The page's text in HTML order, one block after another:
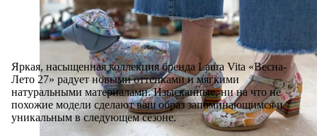
Яркая, насыщенная коллекция бренда Laura Vita «Весна-
Лето 27» радует новыми оттенками и мягкими
натуральными материалами. Изысканные, ни на что не
похожие модели сделают ваш образ запоминающимся и
уникальным в следующем сезоне.